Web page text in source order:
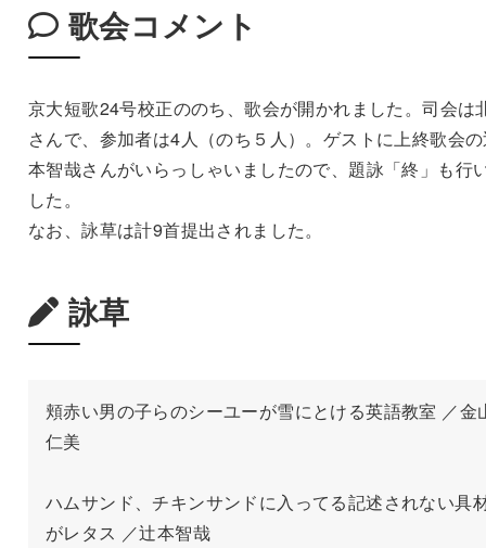
歌会コメント
京大短歌24号校正ののち、歌会が開かれました。司会は
さんで、参加者は4人（のち５人）。ゲストに上終歌会
本智哉さんがいらっしゃいましたので、題詠「終」も行
した。
なお、詠草は計9首提出されました。
詠草
頬赤い男の子らのシーユーが雪にとける英語教室 ／金
仁美
ハムサンド、チキンサンドに入ってる記述されない具
がレタス ／辻本智哉